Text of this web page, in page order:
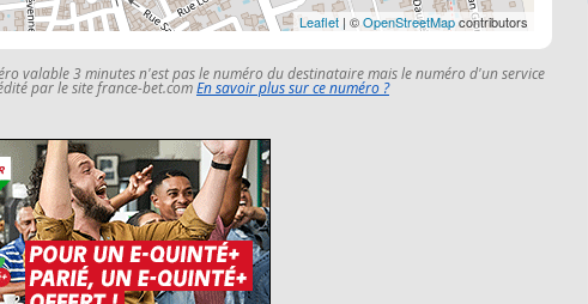
Leaflet | ©OpenStreetMapcontributors
valable 3 minutes n'est pas le numéro du destinataire mais le numéro d'un service
par le site france-bet.comEn savoir plus sur ce numéro ?